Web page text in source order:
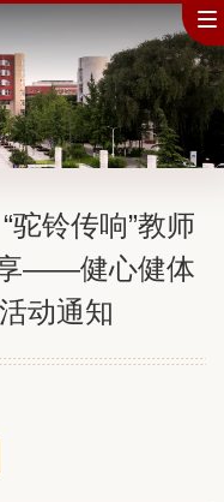
驼铃传响”教师
——健心健体
动通知